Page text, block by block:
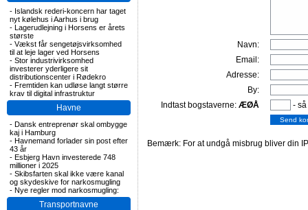
- Islandsk rederi-koncern har taget
nyt kølehus i Aarhus i brug
- Lagerudlejning i Horsens er årets
største
- Vækst får sengetøjsvirksomhed
til at leje lager ved Horsens
- Stor industrivirksomhed
investerer yderligere sit
distributionscenter i Rødekro
- Fremtiden kan udløse langt større
krav til digital infrastruktur
Havne
- Dansk entreprenør skal ombygge
kaj i Hamburg
- Havnemand forlader sin post efter
43 år
- Esbjerg Havn investerede 748
millioner i 2025
- Skibsfarten skal ikke være kanal
og skydeskive for narkosmugling
- Nye regler mod narkosmugling:
Transportnavne
Navn:
Email:
Adresse:
By:
Indtast bogstaverne: ÆØÅ -
Bemærk: For at undgå misbrug bliver din